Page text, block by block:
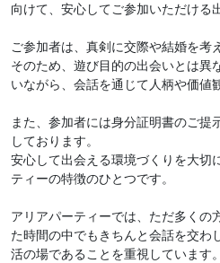
向けて、安心してご参加いただける
ご参加者は、真剣に交際や結婚を考
そのため、遊び目的の出会いとは異
いながら、会話を通じて人柄や価値
また、参加者には身分証明書のご提
しております。
安心して出会える環境づくりを大切
ティーの特徴のひとつです。
アリアパーティーでは、ただ多くの
た時間の中でもきちんと会話を交わ
活の場であることを重視しています。